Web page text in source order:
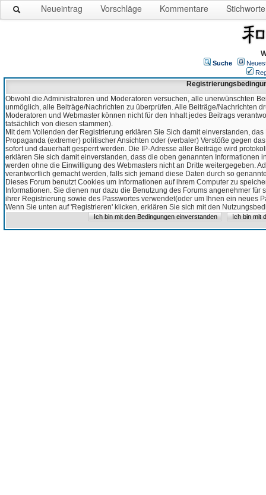
Neueintrag Vorschläge Kommentare Stichworte
Suche
Obwohl die Administratoren und Moderatoren versuchen, alle unerwünschten
unmöglich, alle Beiträge/Nachrichten zu überprüfen. Alle Beiträge/Nachrichten
Moderatoren und Webmaster können nicht für den Inhalt jedes Beitrags
tatsächlich von diesen stammen).
Mit dem Vollenden der Registrierung erklären Sie Sich damit einverstanden,
Propaganda (extremer) politischer Ansichten oder (verbaler) Verstöße gegen
sofort und dauerhaft gesperrt werden. Die IP-Adresse aller Beiträge wird
erklären Sie sich damit einverstanden, dass die oben genannten Informationen
werden ohne die Einwilligung des Webmasters nicht an Dritte weitergegeben.
verantwortlich gemacht werden, falls sich jemand diese Daten durch so
Dieses Forum benutzt Cookies um Informationen auf ihrem Computer zu
Informationen. Sie dienen nur dazu die Benutzung des Forums angenehmer
ihrer Registrierung sowie des Passwortes verwendet(oder um Ihnen ein neues
Wenn Sie unten auf 'Registrieren' klicken, erklären Sie sich mit den